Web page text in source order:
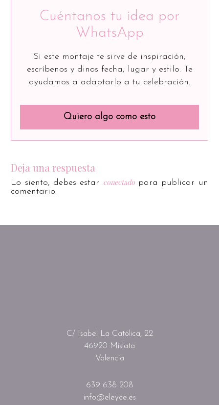
Cuéntanos tu idea por
WhatsApp
Si este montaje te sirve de inspiración,
escríbenos y dinos fecha, lugar y estilo. Te
ayudamos a adaptarlo a tu celebración.
Quiero algo como esto
Deja una respuesta
Lo siento, debes estar conectadopara publicar un
comentario.
C/ Isabel La Católica, 22
46920 Mislata
Valencia
639 638 208
info@eleyce.es